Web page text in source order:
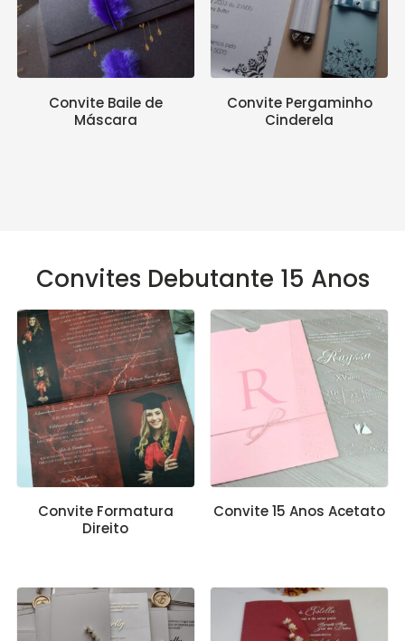
Convite Baile de
Máscara
Convite Pergaminho
Cinderela
Convites Debutante 15 Anos
Convite Formatura
Direito
Convite 15 Anos Acetato